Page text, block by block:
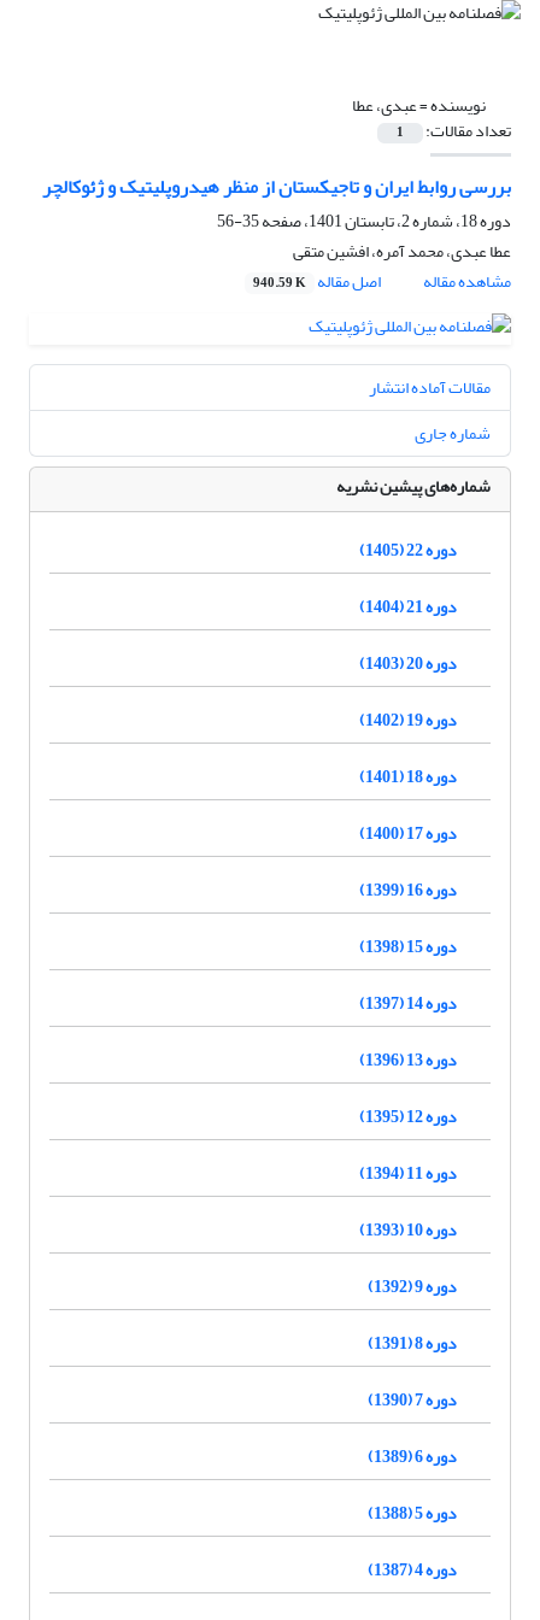
نویسنده =عبدی، عطا
تعداد مقالات: 1
بررسی روابط ایران و تاجیکستان از منظر هیدروپلیتیک و ژئوکالچر
دوره 18، شماره 2، تابستان 1401، صفحه
35-56
عطا عبدی، محمد آمره، افشین متقی
مشاهده مقاله
اصل مقاله 940.59 K
مقالات آماده انتشار
شماره جاری
شماره‌های پیشین نشریه
دوره 22 (1405)
دوره 21 (1404)
دوره 20 (1403)
دوره 19 (1402)
دوره 18 (1401)
دوره 17 (1400)
دوره 16 (1399)
دوره 15 (1398)
دوره 14 (1397)
دوره 13 (1396)
دوره 12 (1395)
دوره 11 (1394)
دوره 10 (1393)
دوره 9 (1392)
دوره 8 (1391)
دوره 7 (1390)
دوره 6 (1389)
دوره 5 (1388)
دوره 4 (1387)